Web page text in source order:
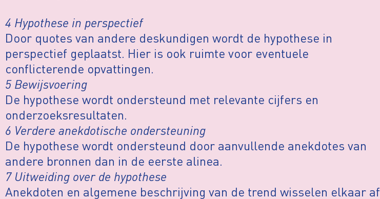
4 Hypothese in perspectief
Door quotes van andere deskundigen wordt de hypothese in
perspectief geplaatst. Hier is ook ruimte voor eventuele
conflicterende opvattingen.
5 Bewijsvoering
De hypothese wordt ondersteund met relevante cijfers en
onderzoeksresultaten.
6 Verdere anekdotische ondersteuning
De hypothese wordt ondersteund door aanvullende anekdotes van
andere bronnen dan in de eerste alinea.
7 Uitweiding over de hypothese
Anekdoten en algemene beschrijving van de trend wisselen elkaar af